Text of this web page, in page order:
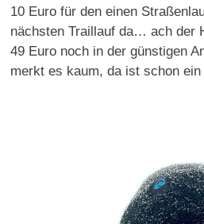
10 Euro für den einen
nächsten Traillauf da… ach der
49 Euro noch in der günstigen
merkt es kaum, da ist schon